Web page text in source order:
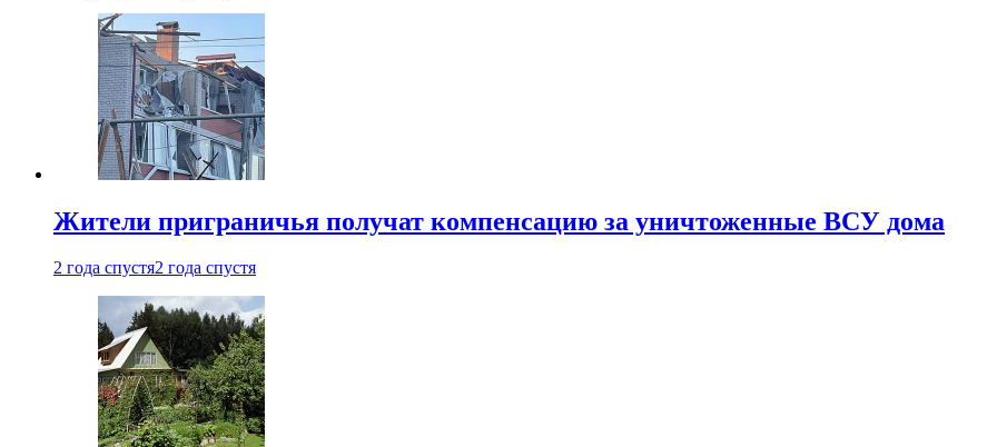
Жители приграничья получат компенсацию за уничтоженные ВСУ дома
2 года спустя2 года спустя